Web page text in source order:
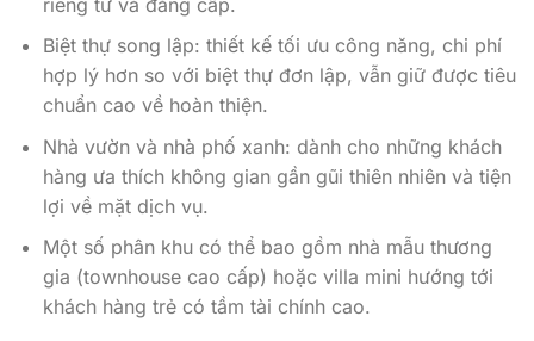
hợp lý hơn so với biệt thự đơn lập, vẫn giữ được tiêu
chuẩn cao về hoàn thiện.
Nhà vườn và nhà phố xanh: dành cho những khách
hàng ưa thích không gian gần gũi thiên nhiên và tiện
lợi về mặt dịch vụ.
Một số phân khu có thể bao gồm nhà mẫu thương
gia (townhouse cao cấp) hoặc villa mini hướng tới
khách hàng trẻ có tầm tài chính cao.